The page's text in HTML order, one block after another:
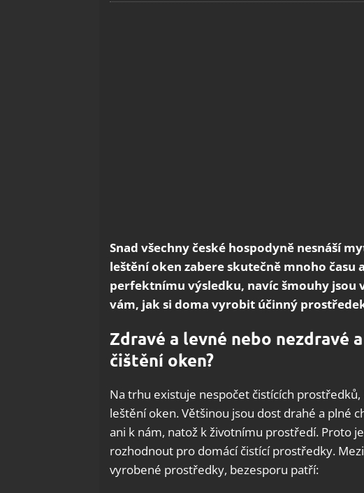
Snad všechny české hospodyně nesnáší
leštění oken zabere skutečně mnoho času
perfektnímu výsledku, navíc šmouhy jsou
vám, jak si doma vyrobit účinný
Zdravé a levné nebo nezdravé
čištění oken?
Na trhu existuje nespočet čistících
leštění oken. Většinou jsou dost drahé a plné
ani k nám, natož k životnímu prostředí. Proto
rozhodnout pro domácí čistící prostředky.
vyrobené prostředky, bezesporu patří: